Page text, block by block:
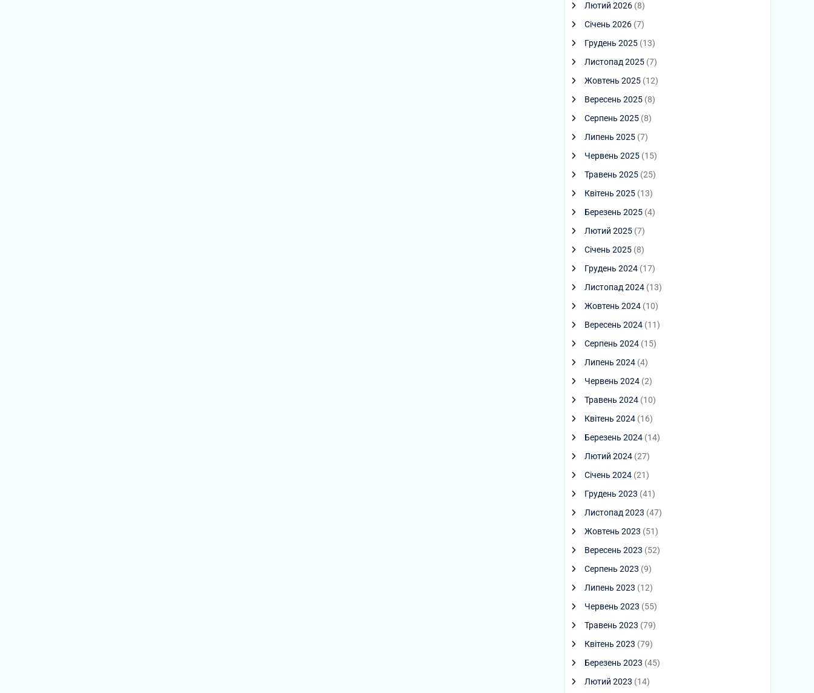
Лютий 2026 (8)
Січень 2026 (7)
Грудень 2025 (13)
Листопад 2025 (7)
Жовтень 2025 (12)
Вересень 2025 (8)
Серпень 2025 (8)
Липень 2025 (7)
Червень 2025 (15)
Травень 2025 (25)
Квітень 2025 (13)
Березень 2025 (4)
Лютий 2025 (7)
Січень 2025 (8)
Грудень 2024 (17)
Листопад 2024 (13)
Жовтень 2024 (10)
Вересень 2024 (11)
Серпень 2024 (15)
Липень 2024 (4)
Червень 2024 (2)
Травень 2024 (10)
Квітень 2024 (16)
Березень 2024 (14)
Лютий 2024 (27)
Січень 2024 (21)
Грудень 2023 (41)
Листопад 2023 (47)
Жовтень 2023 (51)
Вересень 2023 (52)
Серпень 2023 (9)
Липень 2023 (12)
Червень 2023 (55)
Травень 2023 (79)
Квітень 2023 (79)
Березень 2023 (45)
Лютий 2023 (14)